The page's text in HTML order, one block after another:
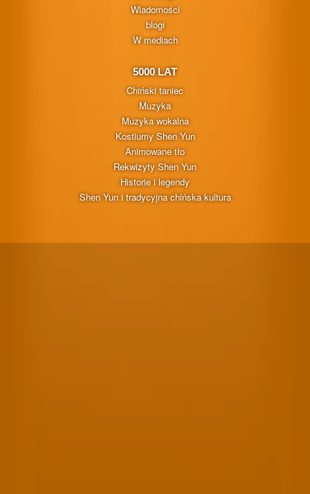
Wiadomości
blogi
W mediach
5000 LAT
Chiński taniec
Muzyka
Muzyka wokalna
Kostiumy Shen Yun
Animowane tło
Rekwizyty Shen Yun
Historie i legendy
Shen Yun i tradycyjna chińska kultura